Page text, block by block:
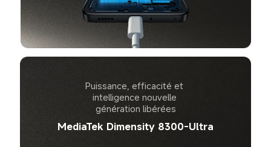
Puissance, efficacité et
intelligence nouvelle
génération libérées
MediaTek Dimensity 8300-Ultra